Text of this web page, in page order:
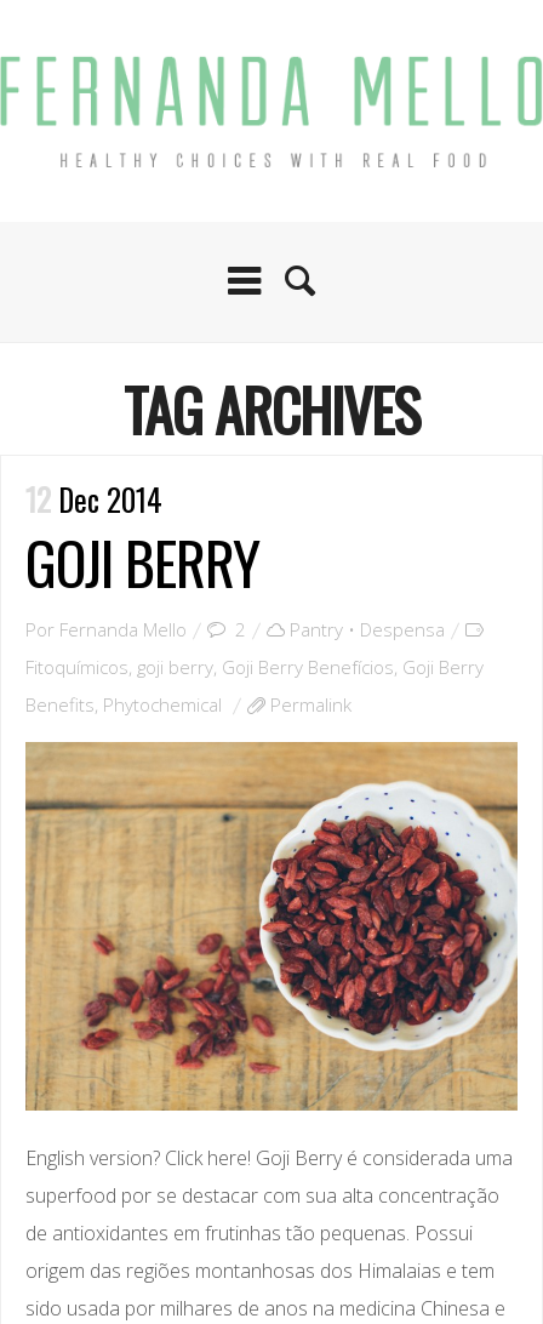
TAG ARCHIVES
12 Dec 2014
GOJI BERRY
Por Fernanda Mello 2
Pantry • Despensa
Fitoquímicos, goji berry, Goji Berry Benefícios, Goji Berry
Benefits, Phytochemical Permalink
English version? Click here! Goji Berry é considerada uma
superfood por se destacar com sua alta concentração
de antioxidantes em frutinhas tão pequenas. Possui
origem das regiões montanhosas dos Himalaias e tem
sido usada por milhares de anos na medicina Chinesa e